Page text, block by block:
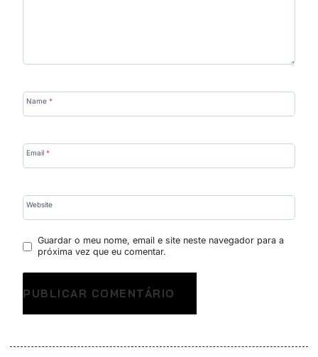
Name *
Email *
Website
Guardar o meu nome, email e site neste navegador para a
próxima vez que eu comentar.